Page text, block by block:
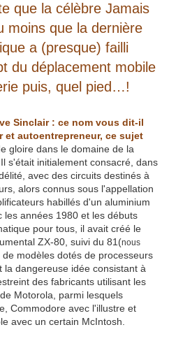
que la célèbre Jamais
moins que la dernière
a (presque) failli
du déplacement mobile
puis, quel pied…!
Sinclair : ce nom vous dit-il
autoentrepreneur, ce sujet
gloire dans le domaine de la
s'était initialement consacré, dans
avec des circuits destinés à
alors connus sous l'appellation
habillés d'un aluminium
les années 1980 et les débuts
pour tous, il avait créé le
ZX-80, suivi du 81(nous
de modèles dotés de processeurs
dangereuse idée consistant à
des fabricants utilisant les
Motorola, parmi lesquels
Commodore avec l'illustre et
avec un certain McIntosh.